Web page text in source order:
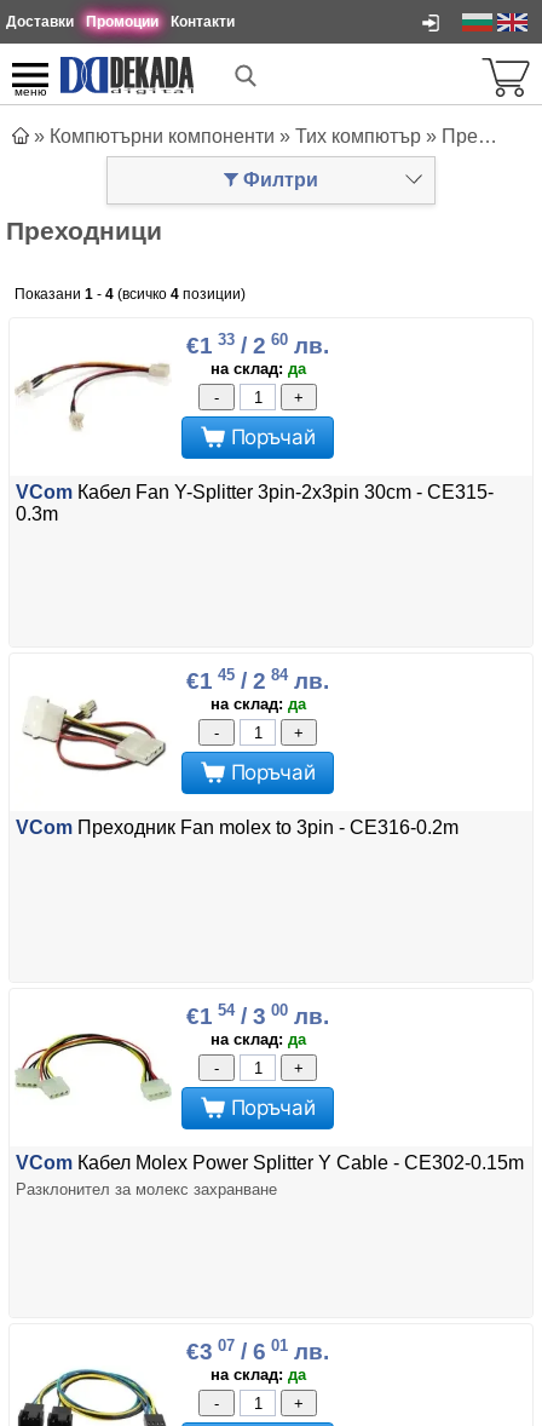
Доставки Промоции Контакти
меню
» Компютърни компоненти » Тих компютър » Преходници
Преходници
Показани 1 - 4 (всичко 4 позиции)
€1 33 / 2 60 лв.
на склад: да
-
+
Поръчай
VCom Кабел Fan Y-Splitter 3pin-2x3pin 30cm - CE315-
0.3m
€1 45 / 2 84лв.
на склад: да
-
+
Поръчай
VCom Преходник Fan molex to 3pin - CE316-0.2m
€1 54/ 3 00 лв.
на склад: да
-
+
Поръчай
VCom Кабел Molex Power Splitter Y Cable - CE302-0.15m
Разклонител за молекс захранване
€3 07 / 6 01 лв.
на склад: да
-
+
Филтри